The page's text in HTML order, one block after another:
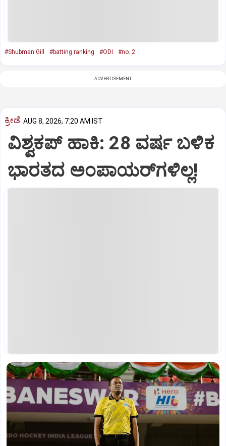
#Shubman Gill #batting ranking #ODI #no. 2
ADVERTISEMENT
ಕ್ರೀಡೆ AUG 8, 2026, 7:20 AM IST
ವಿಶ್ವಕಪ್‌ ಹಾಕಿ: 28 ವರ್ಷ ಬಳಿಕ
ಭಾರತದ ಅಂಪಾಯರ್‌ಗಳಿಲ್ಲ!